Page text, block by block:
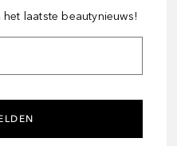
laatste beautynieuws!